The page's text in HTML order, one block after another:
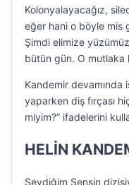
Kolonyalayacağız,
eğer hani o böyle mis
Şimdi elimize
bütün gün. O mutlaka
Kandemir devamında
yaparken diş fırçası
miyim?” ifadelerini
HELİN
Sevdiğim Sensin